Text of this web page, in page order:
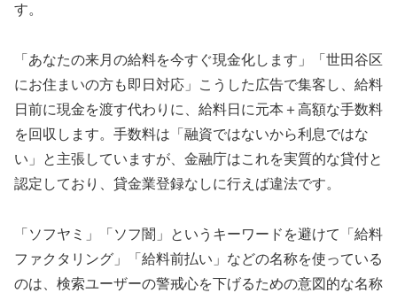
す。
「あなたの来月の給料を今すぐ現金化します」「世田谷区
にお住まいの方も即日対応」こうした広告で集客し、給料
日前に現金を渡す代わりに、給料日に元本＋高額な手数料
を回収します。手数料は「融資ではないから利息ではな
い」と主張していますが、金融庁はこれを実質的な貸付と
認定しており、貸金業登録なしに行えば違法です。
「ソフヤミ」「ソフ闇」というキーワードを避けて「給料
ファクタリング」「給料前払い」などの名称を使っている
のは、検索ユーザーの警戒心を下げるための意図的な名称